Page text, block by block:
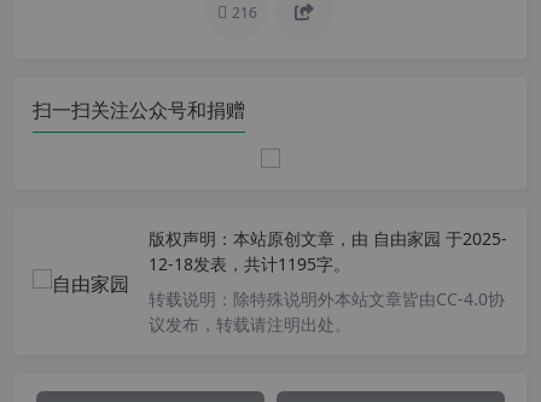
216
扫一扫关注公众号和捐赠
版权声明： 本站原创文章，由 自由家园 于2025-
12-18发表，共计1195字。
转载说明： 除特殊说明外本站文章皆由CC-4.0协
议发布，转载请注明出处。